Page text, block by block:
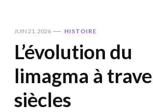
JUIN 21, 2026 HISTOIRE
L’évolution du
limagma à
siècles